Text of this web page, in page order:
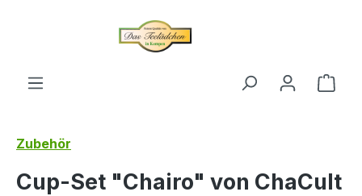
Zubehör
Cup-Set "Chairo" von ChaCult